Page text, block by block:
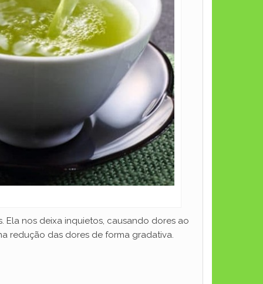
Ela nos deixa inquietos, causando dores ao
redução das dores de forma gradativa.